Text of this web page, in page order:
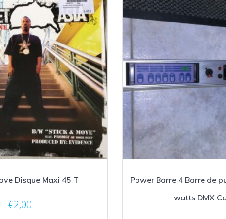
Disque Maxi 45 T
€2,00
Power Barre 4 Barre de
watts DMX